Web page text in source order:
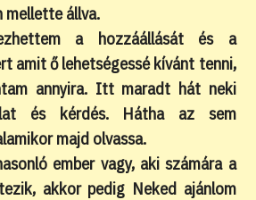
mellette állva.
a hozzáállását és a
amit ő lehetségessé kívánt tenni,
annyira. Itt maradt hát neki
és kérdés. Hátha az sem
majd olvassa.
ember vagy, aki számára a
akkor pedig Neked ajánlom